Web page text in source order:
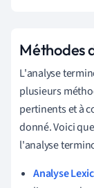
Méthodes
L'analyse
plusieurs
pertinents et à
donné. Voici
l'analyse
Analyse